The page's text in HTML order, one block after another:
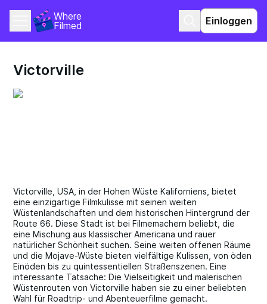
Where
Filmed
Einloggen
Victorville
Victorville, USA, in der Hohen Wüste Kaliforniens, bietet
eine einzigartige Filmkulisse mit seinen weiten
Wüstenlandschaften und dem historischen Hintergrund der
Route 66. Diese Stadt ist bei Filmemachern beliebt, die
eine Mischung aus klassischer Americana und rauer
natürlicher Schönheit suchen. Seine weiten offenen Räume
und die Mojave-Wüste bieten vielfältige Kulissen, von öden
Einöden bis zu quintessentiellen Straßenszenen. Eine
interessante Tatsache: Die Vielseitigkeit und malerischen
Wüstenrouten von Victorville haben sie zu einer beliebten
Wahl für Roadtrip- und Abenteuerfilme gemacht.